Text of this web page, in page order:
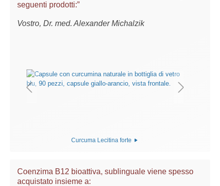
seguenti prodotti:”
Vostro, Dr. med. Alexander Michalzik
Curcuma Lecitina forte
Coenzima B12 bioattiva, sublinguale viene spesso
acquistato insieme a: